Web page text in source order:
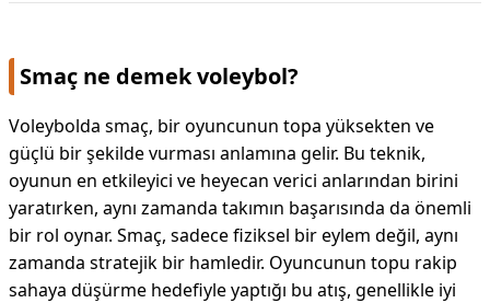
Smaç ne demek voleybol?
Voleybolda smaç, bir oyuncunun topa yüksekten ve
güçlü bir şekilde vurması anlamına gelir. Bu teknik,
oyunun en etkileyici ve heyecan verici anlarından birini
yaratırken, aynı zamanda takımın başarısında da önemli
bir rol oynar. Smaç, sadece fiziksel bir eylem değil, aynı
zamanda stratejik bir hamledir. Oyuncunun topu rakip
sahaya düşürme hedefiyle yaptığı bu atış, genellikle iyi